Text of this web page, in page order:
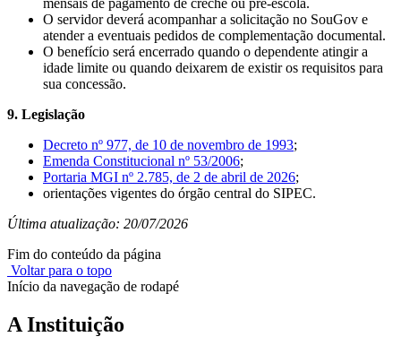
mensais de pagamento de creche ou pré-escola.
O servidor deverá acompanhar a solicitação no SouGov e
atender a eventuais pedidos de complementação documental.
O benefício será encerrado quando o dependente atingir a
idade limite ou quando deixarem de existir os requisitos para
sua concessão.
9. Legislação
Decreto nº 977, de 10 de novembro de 1993;
Emenda Constitucional nº 53/2006;
Portaria MGI nº 2.785, de 2 de abril de 2026;
orientações vigentes do órgão central do SIPEC.
Última atualização: 20/07/2026
Fim do conteúdo da página
Voltar para o topo
Início da navegação de rodapé
A Instituição